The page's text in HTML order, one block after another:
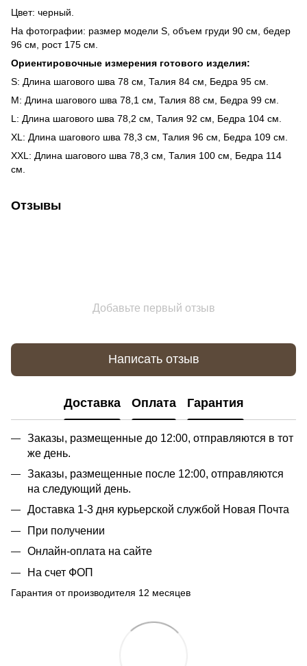
Цвет: черный.
На фотографии: размер модели S, объем груди 90 см, бедер
96 см, рост 175 см.
Ориентировочные измерения готового изделия:
S: Длина шагового шва 78 см, Талия 84 см, Бедра 95 см.
M: Длина шагового шва 78,1 см, Талия 88 см, Бедра 99 см.
L: Длина шагового шва 78,2 см, Талия 92 см, Бедра 104 см.
XL: Длина шагового шва 78,3 см, Талия 96 см, Бедра 109 см.
XXL: Длина шагового шва 78,3 см, Талия 100 см, Бедра 114
см.
Отзывы
Добавьте первый отзыв
Написать отзыв
Доставка Оплата Гарантия
Заказы, размещенные до 12:00, отправляются в тот
же день.
Заказы, размещенные после 12:00, отправляются
на следующий день.
Доставка 1-3 дня курьерской службой Новая Почта
При получении
Онлайн-оплата на сайте
На счет ФОП
Гарантия от производителя 12 месяцев